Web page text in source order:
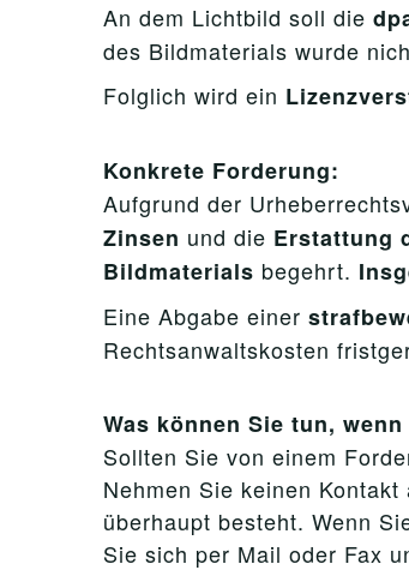
An dem Lichtbild soll die
des Bildmaterials wurde
Folglich wird ein
Konkrete Forderung:
Aufgrund der
Zinsen und die Erstattung
Bildmaterials begehrt.
Eine Abgabe einer
Rechtsanwaltskosten
Was können Sie tun,
Sollten Sie von einem
Nehmen Sie keinen
überhaupt besteht. Wenn
Sie sich per Mail oder Fax